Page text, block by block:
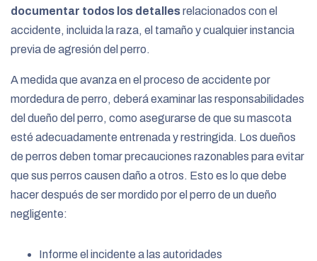
documentar todos los detallesrelacionados con el
accidente, incluida la raza, el tamaño y cualquier instancia
previa de agresión del perro.
A medida que avanza en el proceso de accidente por
mordedura de perro, deberá examinar las responsabilidades
del dueño del perro, como asegurarse de que su mascota
esté adecuadamente entrenada y restringida. Los dueños
de perros deben tomar precauciones razonables para evitar
que sus perros causen daño a otros. Esto es lo que debe
hacer después de ser mordido por el perro de un dueño
negligente:
Informe el incidente a las autoridades